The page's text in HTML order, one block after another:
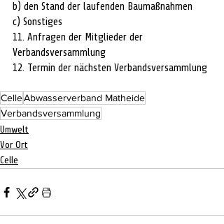
b) den Stand der laufenden Baumaßnahmen
c) Sonstiges
11. Anfragen der Mitglieder der
Verbandsversammlung
12. Termin der nächsten Verbandsversammlung
CelleAbwasserverband Matheide
Verbandsversammlung
Umwelt
Vor Ort
Celle